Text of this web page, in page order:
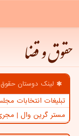
حقوق و قضا
لینک دوستان
تبلیغات انتخابات
مستر گرین وال |